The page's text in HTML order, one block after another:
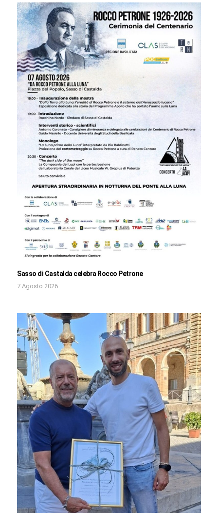
Sasso di Castalda celebra Rocco Petrone
7 Agosto 2026